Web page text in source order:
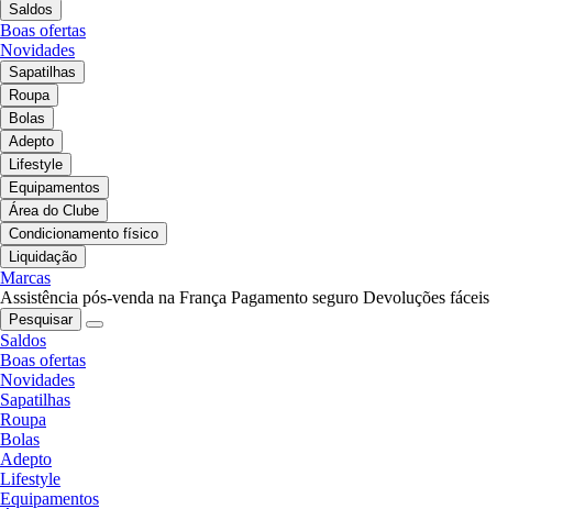
Saldos
Boas ofertas
Novidades
Sapatilhas
Roupa
Bolas
Adepto
Lifestyle
Equipamentos
Área do Clube
Condicionamento físico
Liquidação
Marcas
Assistência pós-venda na França Pagamento seguro Devoluções fáceis
Pesquisar
Saldos
Boas ofertas
Novidades
Sapatilhas
Roupa
Bolas
Adepto
Lifestyle
Equipamentos